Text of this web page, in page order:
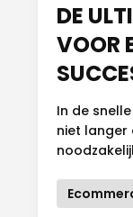
DE
VOOR
In de
niet langer